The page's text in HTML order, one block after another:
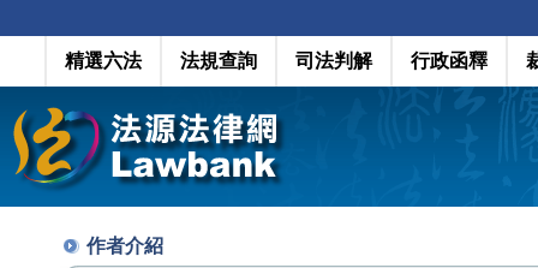
精選六法 法規查詢 司法判解 行政函釋
作者介紹